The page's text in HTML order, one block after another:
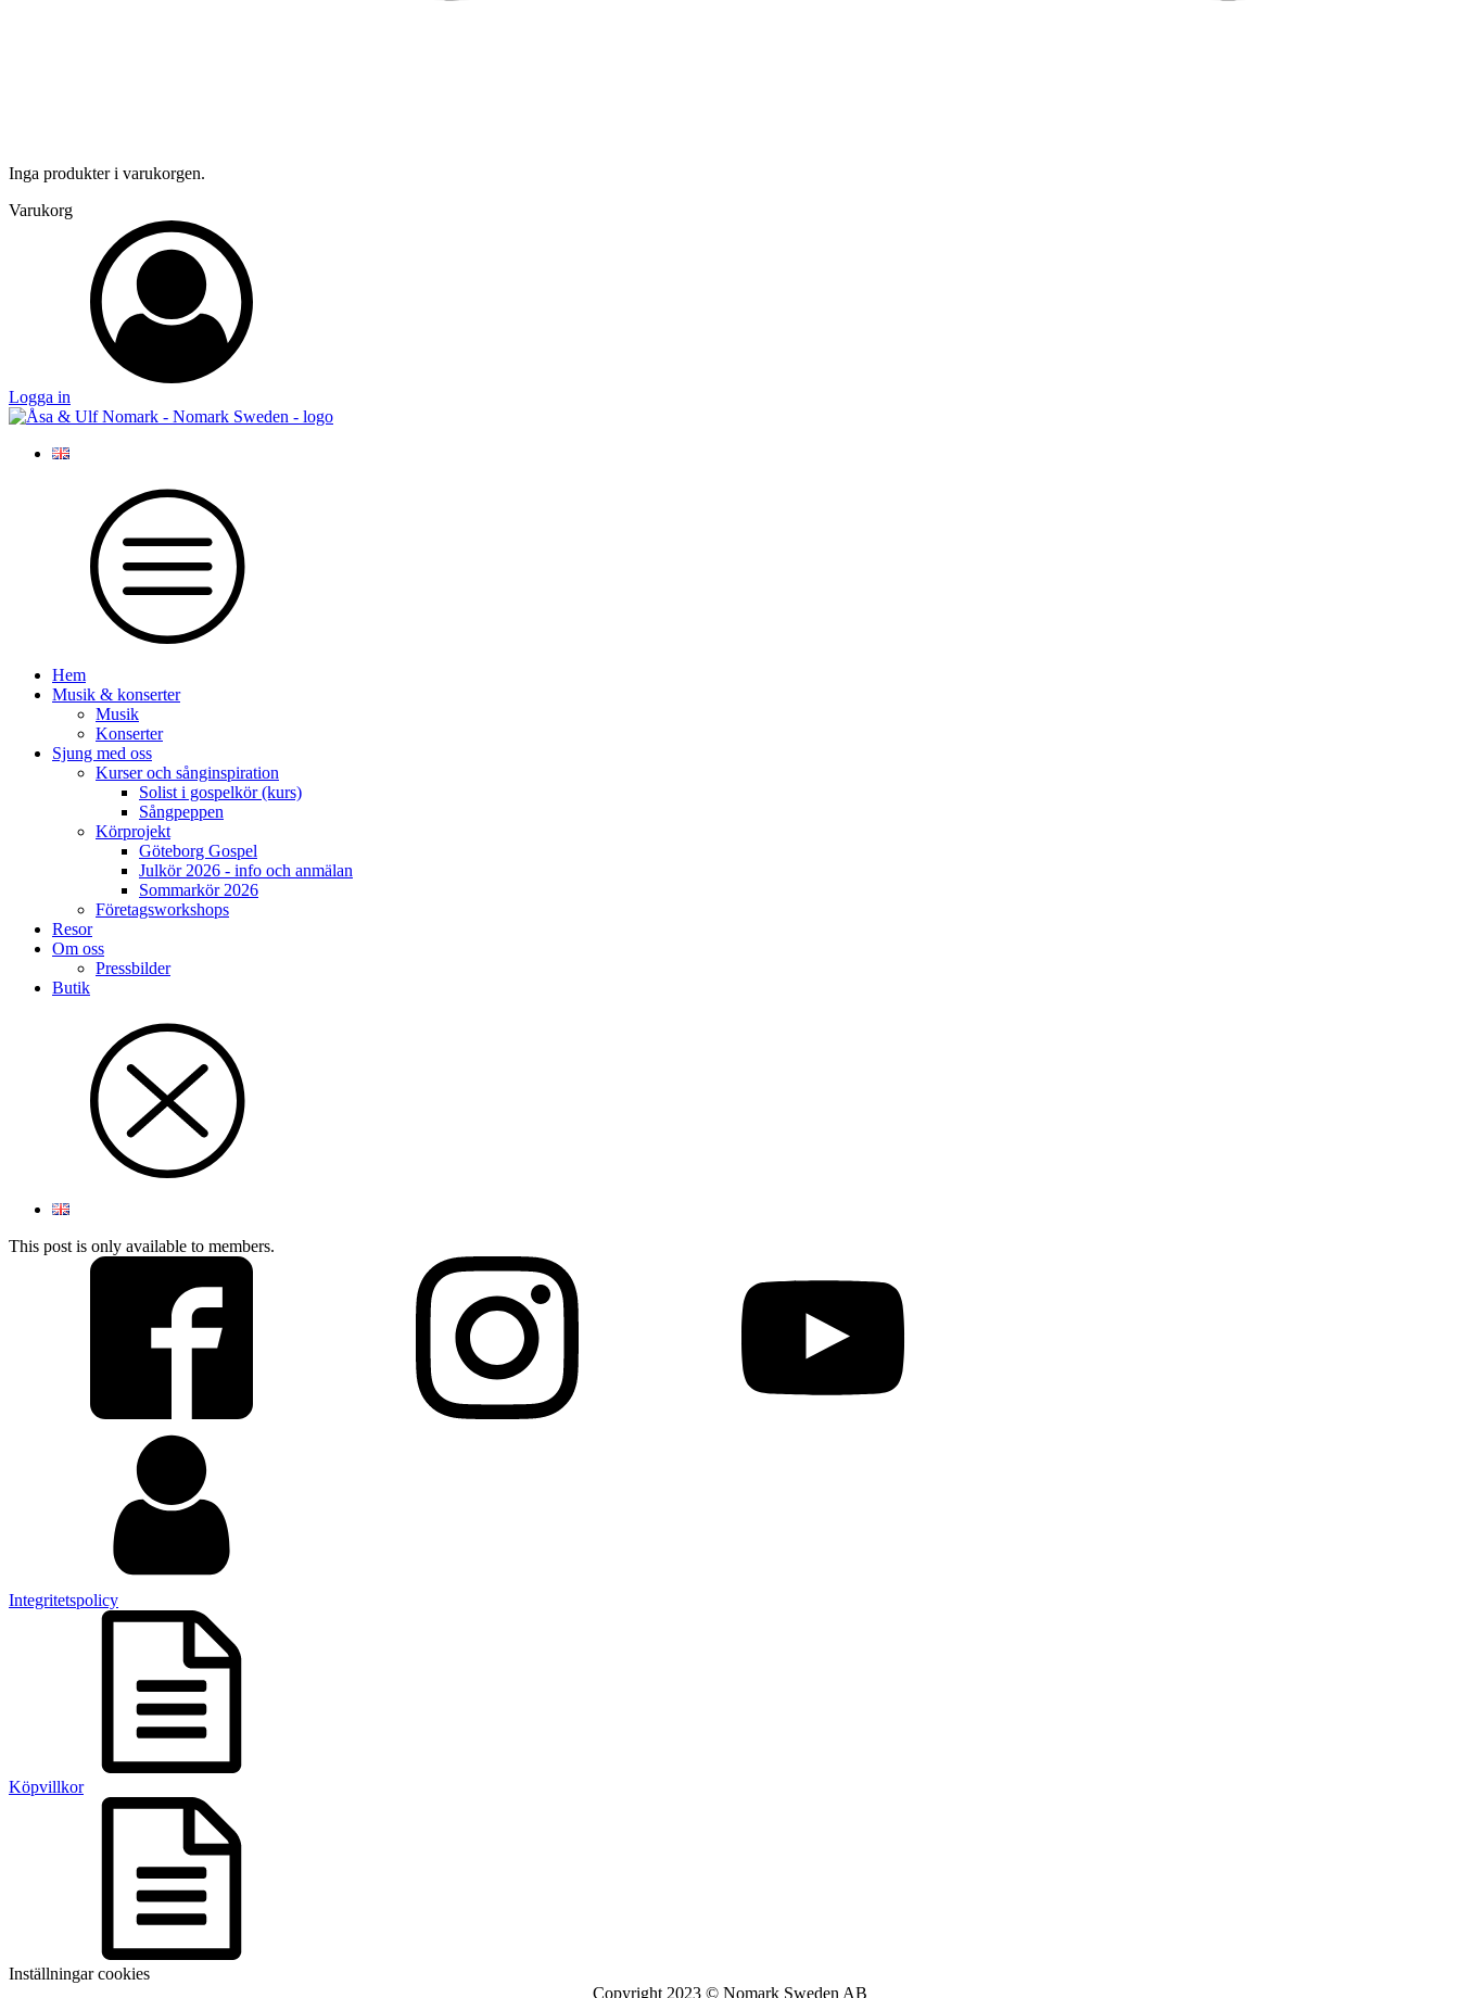
Inga produkter i varukorgen.
Varukorg
Logga in
Hem
Musik & konserter
Musik
Konserter
Sjung med oss
Kurser och sånginspiration
Solist i gospelkör (kurs)
Sångpeppen
Körprojekt
Göteborg Gospel
Julkör 2026 - info och anmälan
Sommarkör 2026
Företagsworkshops
Resor
Om oss
Pressbilder
Butik
This post is only available to members.
Integritetspolicy
Köpvillkor
Inställningar cookies
Copyright 2023 © Nomark Sweden AB